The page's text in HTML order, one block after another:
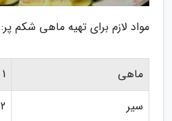
مواد لازم برای تهیه ماهی شکم پر:
ماهی
1 عدد
سیر
2 حبه